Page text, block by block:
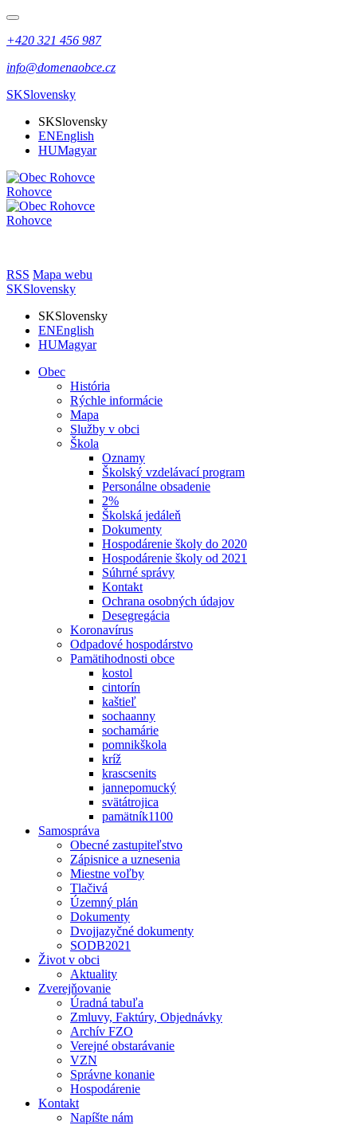
+420 321 456 987
info@domenaobce.cz
SKSlovensky
SKSlovensky
ENEnglish
HUMagyar
Rohovce
Rohovce
RSS Mapa webu
SKSlovensky
SKSlovensky
ENEnglish
HUMagyar
Obec
História
Rýchle informácie
Mapa
Služby v obci
Škola
Oznamy
Školský vzdelávací program
Personálne obsadenie
2%
Školská jedáleň
Dokumenty
Hospodárenie školy do 2020
Hospodárenie školy od 2021
Súhrné správy
Kontakt
Ochrana osobných údajov
Desegregácia
Koronavírus
Odpadové hospodárstvo
Pamätihodnosti obce
kostol
cintorín
kaštieľ
sochaanny
sochamárie
pomnikškola
kríž
krascsenits
jannepomucký
svätátrojica
pamätník1100
Samospráva
Obecné zastupiteľstvo
Zápisnice a uznesenia
Miestne voľby
Tlačivá
Územný plán
Dokumenty
Dvojjazyčné dokumenty
SODB2021
Život v obci
Aktuality
Zverejňovanie
Úradná tabuľa
Zmluvy, Faktúry, Objednávky
Archív FZO
Verejné obstarávanie
VZN
Správne konanie
Hospodárenie
Kontakt
Napíšte nám